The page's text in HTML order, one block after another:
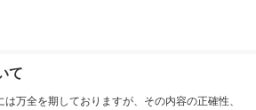
て
万全を期しておりますが、その内容の正確性、